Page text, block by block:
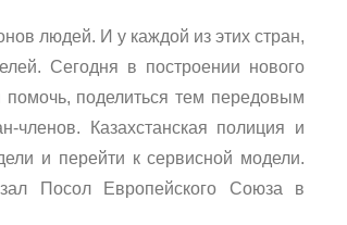
людей. И у каждой из этих стран,
Сегодня в построении нового
поделиться тем передовым
Казахстанская полиция и
и перейти к сервисной модели.
Посол Европейского Союза в